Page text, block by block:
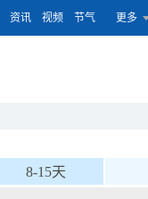
资讯 视频 节气 更多
8-15天